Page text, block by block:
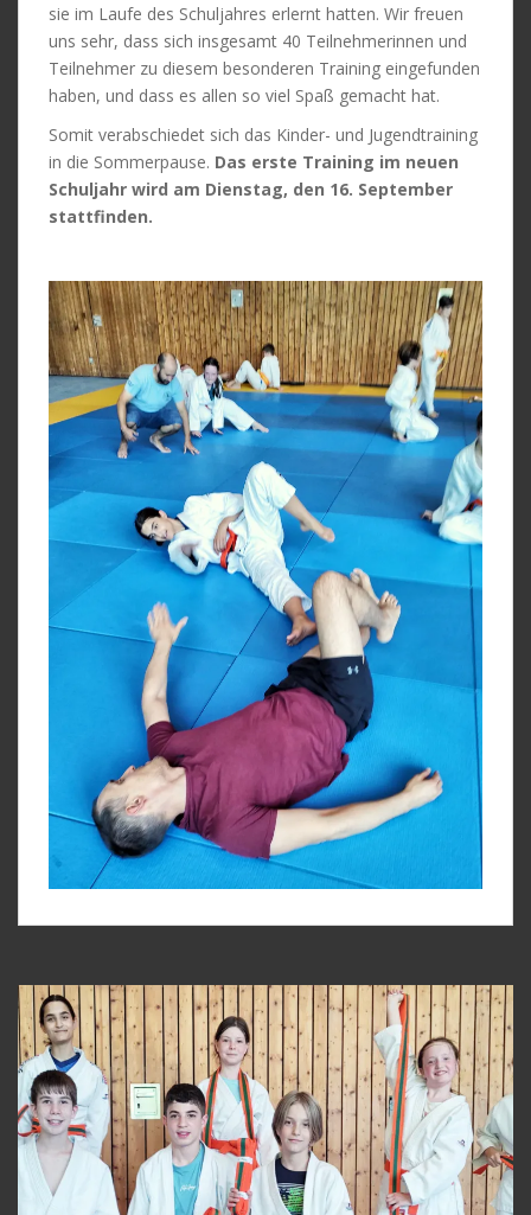
sie im Laufe des Schuljahres erlernt hatten. Wir freuen
uns sehr, dass sich insgesamt 40 Teilnehmerinnen und
Teilnehmer zu diesem besonderen Training eingefunden
haben, und dass es allen so viel Spaß gemacht hat.
Somit verabschiedet sich das Kinder- und Jugendtraining
in die Sommerpause. Das erste Training im neuen
Schuljahr wird am Dienstag, den 16. September
stattfinden.